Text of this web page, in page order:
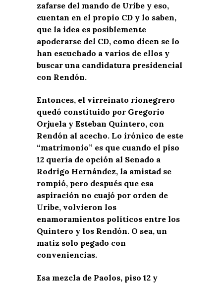
zafarse del mando de Uribe y eso,
cuentan en el propio CD y lo saben,
que la idea es posiblemente
apoderarse del CD, como dicen se lo
han escuchado a varios de ellos y
buscar una candidatura presidencial
con Rendón.
Entonces, el virreinato rionegrero
quedó constituido por Gregorio
Orjuela y Esteban Quintero, con
Rendón al acecho. Lo irónico de este
“matrimonio” es que cuando el piso
12 quería de opción al Senado a
Rodrigo Hernández, la amistad se
rompió, pero después que esa
aspiración no cuajó por orden de
Uribe, volvieron los
enamoramientos políticos entre los
Quintero y los Rendón. O sea, un
matiz solo pegado con
conveniencias.
Esa mezcla de Paolos, piso 12 y